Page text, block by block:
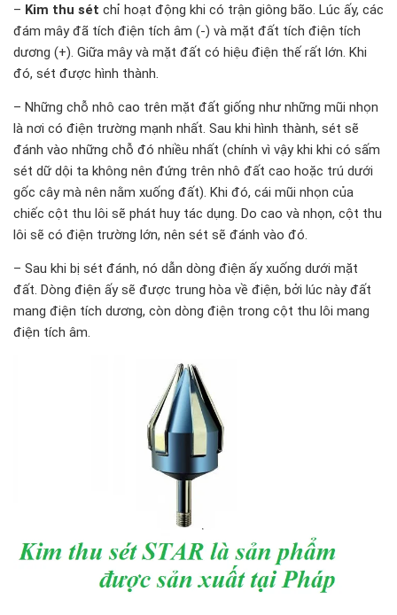
– Kim thu sét chỉ hoạt động khi có trận giông bão. Lúc ấy, các
đám mây đã tích điện tích âm (-) và mặt đất tích điện tích
dương (+). Giữa mây và mặt đất có hiệu điện thế rất lớn. Khi
đó, sét được hình thành.
– Những chỗ nhô cao trên mặt đất giống như những mũi nhọn
là nơi có điện trường mạnh nhất. Sau khi hình thành, sét sẽ
đánh vào những chỗ đó nhiều nhất (chính vì vậy khi khi có sấm
sét dữ dội ta không nên đứng trên nhô đất cao hoặc trú dưới
gốc cây mà nên nằm xuống đất). Khi đó, cái mũi nhọn của
chiếc cột thu lôi sẽ phát huy tác dụng. Do cao và nhọn, cột thu
lôi sẽ có điện trường lớn, nên sét sẽ đánh vào đó.
– Sau khi bị sét đánh, nó dẫn dòng điện ấy xuống dưới mặt
đất. Dòng điện ấy sẽ được trung hòa về điện, bởi lúc này đất
mang điện tích dương, còn dòng điện trong cột thu lôi mang
điện tích âm.